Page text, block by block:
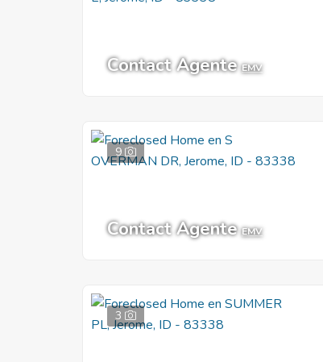
Contact Agente EMV
9
Contact Agente EMV
3